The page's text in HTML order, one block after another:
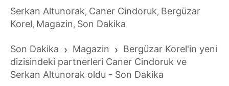
Serkan Altunorak, Caner Cindoruk, Bergüzar
Korel, Magazin, Son Dakika
Son Dakika › Magazin › Bergüzar Korel'in yeni
dizisindeki partnerleri Caner Cindoruk ve
Serkan Altunorak oldu - Son Dakika